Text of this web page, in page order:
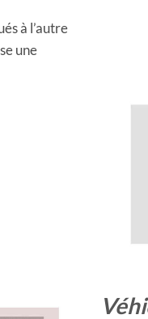
à l’autre
une